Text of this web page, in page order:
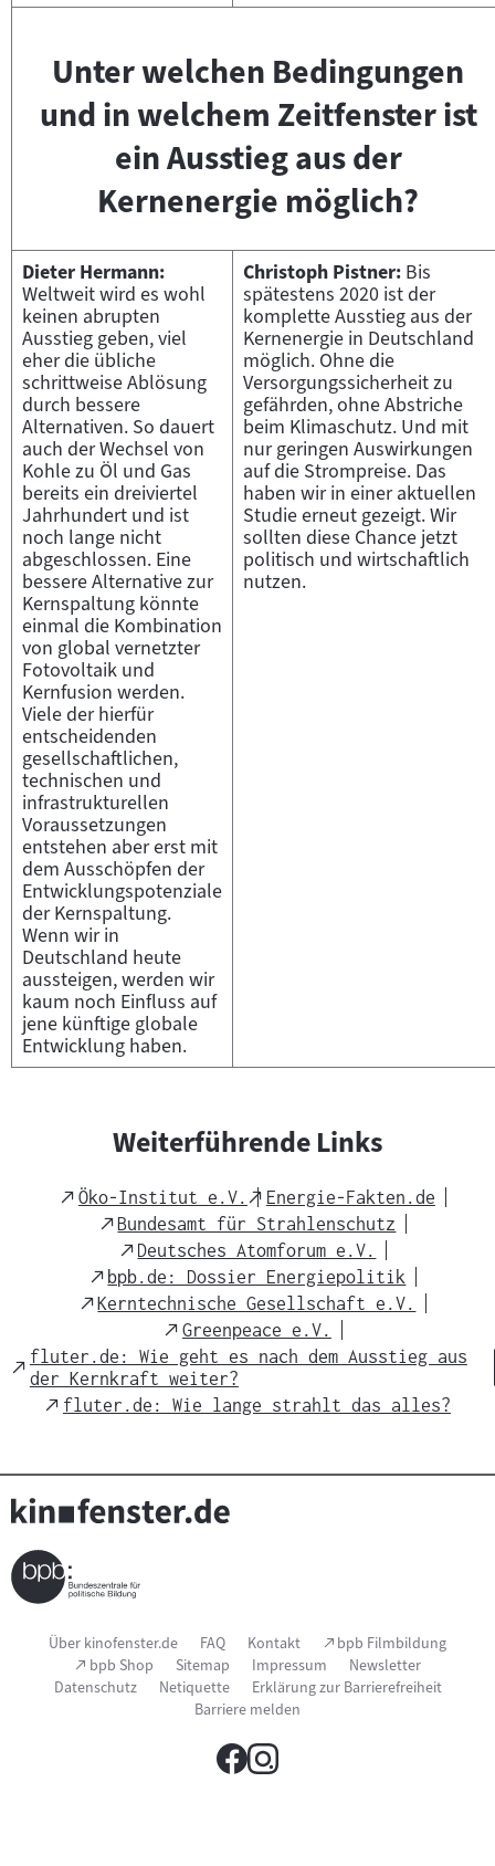
Unter welchen Bedingungen
und in welchem Zeitfenster ist
ein Ausstieg aus der
Kernenergie möglich?
Dieter Hermann:
Weltweit wird es wohl
keinen abrupten
Ausstieg geben, viel
eher die übliche
schrittweise Ablösung
durch bessere
Alternativen. So dauert
auch der Wechsel von
Kohle zu Öl und Gas
bereits ein dreiviertel
Jahrhundert und ist
noch lange nicht
abgeschlossen. Eine
bessere Alternative zur
Kernspaltung könnte
einmal die Kombination
von global vernetzter
Fotovoltaik und
Kernfusion werden.
Viele der hierfür
entscheidenden
gesellschaftlichen,
technischen und
infrastrukturellen
Voraussetzungen
entstehen aber erst mit
dem Ausschöpfen der
Entwicklungspotenziale
der Kernspaltung.
Wenn wir in
Deutschland heute
aussteigen, werden wir
kaum noch Einfluss auf
jene künftige globale
Entwicklung haben.
Christoph Pistner: Bis
spätestens 2020 ist der
komplette Ausstieg aus der
Kernenergie in Deutschland
möglich. Ohne die
Versorgungssicherheit zu
gefährden, ohne Abstriche
beim Klimaschutz. Und mit
nur geringen Auswirkungen
auf die Strompreise. Das
haben wir in einer aktuellen
Studie erneut gezeigt. Wir
sollten diese Chance jetzt
politisch und wirtschaftlich
nutzen.
Weiterführende Links
External
Link
Öko-Institut e.V.
External
Link
Energie-Fakten.de
External
Link
Bundesamt für Strahlenschutz
External
Link
Deutsches Atomforum e.V.
External
Link
bpb.de: Dossier Energiepolitik
External
Kerntechnische Gesellschaft e.V.
External
Link
Greenpeace e.V.
External
Link
fluter.de: Wie geht es nach dem Ausstieg aus
der Kernkraft weiter?
External
fluter.de: Wie lange strahlt das alles?
Seitenfußnavigation
Über kinofenster.de FAQ Kontakt (Link
öffnet
im
neuen
bpb Filmbildung
(Link
öffnet
im
bpb Shop Sitemap Impressum
Newsletter
Datenschutz
Netiquette
Erklärung zur Barrierefreiheit
Barriere melden